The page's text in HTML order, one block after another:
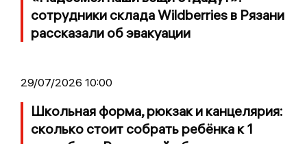
сотрудники склада Wildberries в Рязани
рассказали об эвакуации
29/07/2026 10:00
Школьная форма, рюкзак и канцелярия:
сколько стоит собрать ребёнка к 1